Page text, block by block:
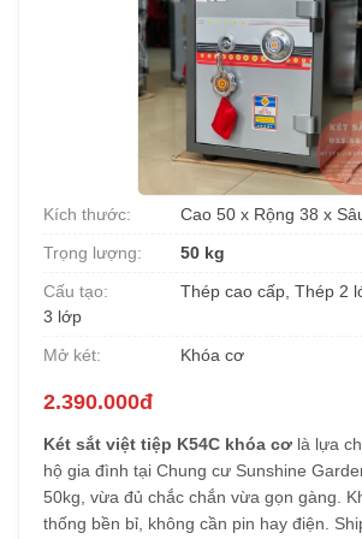
Kích thước:
Cao 50 x Rộng 38 x
Trọng lượng:
50 kg
Cấu tạo:
Thép cao cấp, Thép 2
3 lớp
Mở két:
Khóa cơ
2.390.000đ
Két sắt việt tiệp K54C khóa cơ là lựa
hộ gia đình tại Chung cư Sunshine
50kg, vừa đủ chắc chắn vừa gọn gàng.
thống bền bỉ, không cần pin hay điện.